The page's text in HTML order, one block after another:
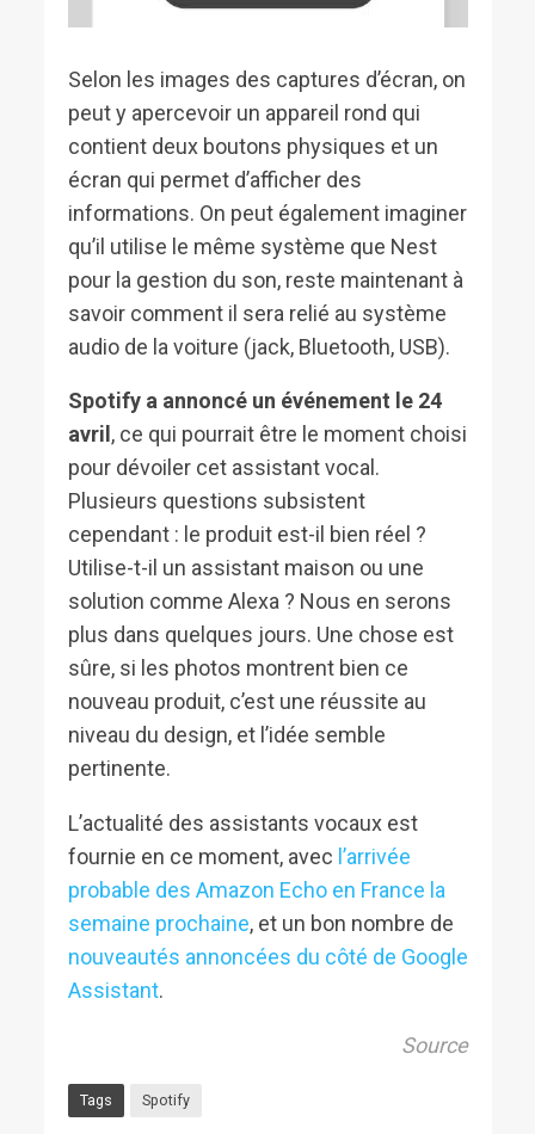
Selon les images des captures d’écran, on
peut y apercevoir un appareil rond qui
contient deux boutons physiques et un
écran qui permet d’afficher des
informations. On peut également imaginer
qu’il utilise le même système que Nest
pour la gestion du son, reste maintenant à
savoir comment il sera relié au système
audio de la voiture (jack, Bluetooth, USB).
Spotify a annoncé un événement le 24
avril , ce qui pourrait être le moment choisi
pour dévoiler cet assistant vocal.
Plusieurs questions subsistent
cependant : le produit est-il bien réel ?
Utilise-t-il un assistant maison ou une
solution comme Alexa ? Nous en serons
plus dans quelques jours. Une chose est
sûre, si les photos montrent bien ce
nouveau produit, c’est une réussite au
niveau du design, et l’idée semble
pertinente.
L’actualité des assistants vocaux est
fournie en ce moment, avec l’arrivée
probable des Amazon Echo en France la
semaine prochaine, et un bon nombre de
nouveautés annoncées du côté de Google
Assistant.
Source
Tags Spotify